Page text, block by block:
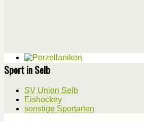
Sport in Selb
SV Union Selb
Eishockey
sonstige Sportarten